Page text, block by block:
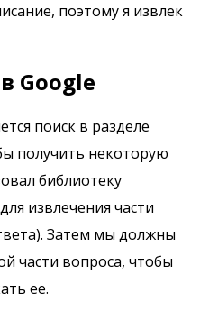
поэтому я извлек
Google
поиск в разделе
получить некоторую
библиотеку
извлечения части
Затем мы должны
части вопроса, чтобы
ее.